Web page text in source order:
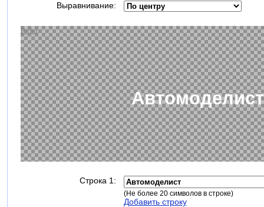
Выравнивание:
Строка 1:
(Не более 20 символов в строке)
Добавить строку